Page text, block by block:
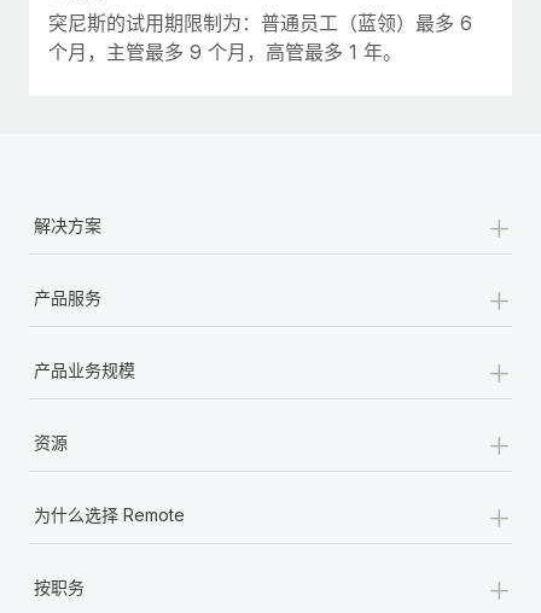
突尼斯的试用期限制为：普通员工（蓝领）最多 6
个月，主管最多 9 个月，高管最多 1 年。
解决方案 +
产品服务 +
产品业务规模 +
资源 +
为什么选择 Remote +
按职务 +